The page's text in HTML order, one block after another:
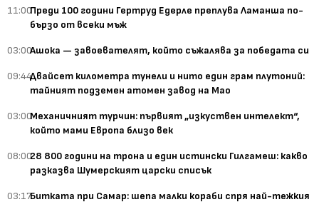
11:00Преди 100 години Гертруд Едерле преплува Ламанша по-
бързо от всеки мъж
03:00Ашока — завоевателят, който съжалява за победата си
09:44Двайсет километра тунели и нито един грам плутоний:
тайният подземен атомен завод на Мао
03:00Механичният турчин: първият „изкуствен интелект“,
който мами Европа близо век
08:0028 800 години на трона и един истински Гилгамеш: какво
разказва Шумерският царски списък
03:17Битката при Самар: шепа малки кораби спря най-тежкия